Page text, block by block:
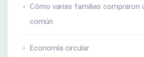
Cómo varias familias compraron
común
Economía circular